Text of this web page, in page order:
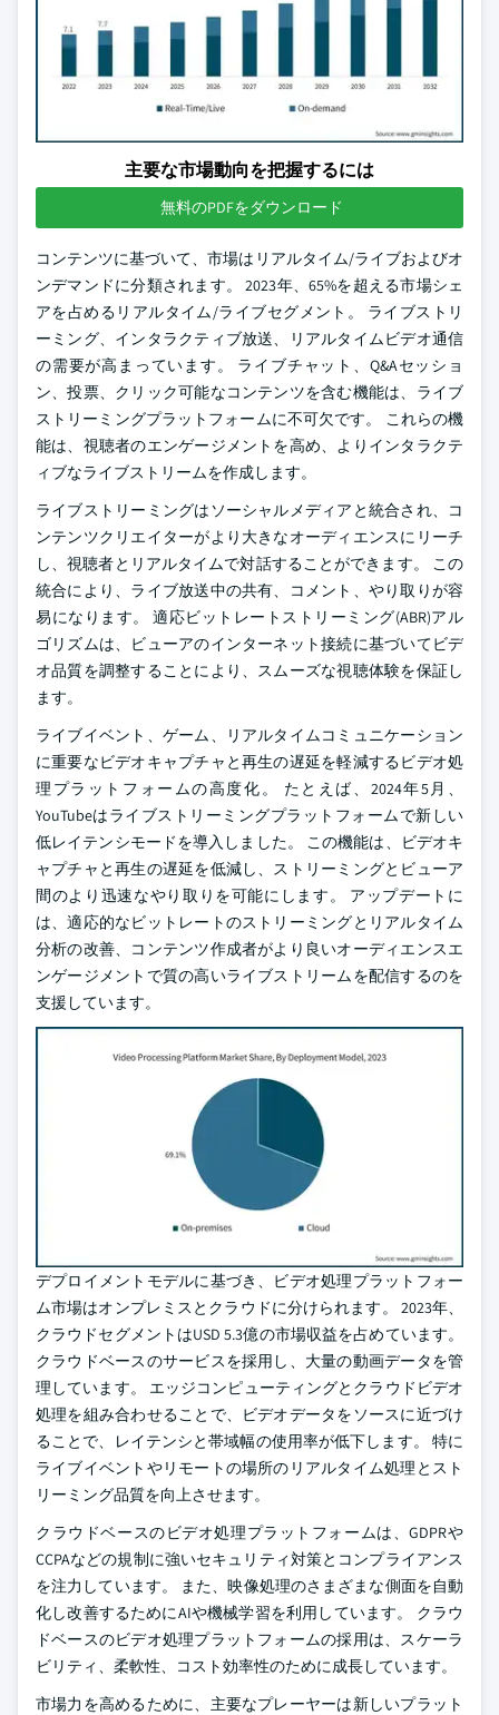
主要な市場動向を把握するには
無料のPDFをダウンロード
コンテンツに基づいて、市場はリアルタイム/ライブおよびオ
ンデマンドに分類されます。 2023年、65%を超える市場シェ
アを占めるリアルタイム/ライブセグメント。 ライブストリ
ーミング、インタラクティブ放送、リアルタイムビデオ通信
の需要が高まっています。 ライブチャット、Q&Aセッショ
ン、投票、クリック可能なコンテンツを含む機能は、ライブ
ストリーミングプラットフォームに不可欠です。 これらの機
能は、視聴者のエンゲージメントを高め、よりインタラクテ
ィブなライブストリームを作成します。
ライブストリーミングはソーシャルメディアと統合され、コ
ンテンツクリエイターがより大きなオーディエンスにリーチ
し、視聴者とリアルタイムで対話することができます。 この
統合により、ライブ放送中の共有、コメント、やり取りが容
易になります。 適応ビットレートストリーミング(ABR)アル
ゴリズムは、ビューアのインターネット接続に基づいてビデ
オ品質を調整することにより、スムーズな視聴体験を保証し
ます。
ライブイベント、ゲーム、リアルタイムコミュニケーション
に重要なビデオキャプチャと再生の遅延を軽減するビデオ処
理プラットフォームの高度化。 たとえば、2024年5月、
YouTubeはライブストリーミングプラットフォームで新しい
低レイテンシモードを導入しました。 この機能は、ビデオキ
ャプチャと再生の遅延を低減し、ストリーミングとビューア
間のより迅速なやり取りを可能にします。 アップデートに
は、適応的なビットレートのストリーミングとリアルタイム
分析の改善、コンテンツ作成者がより良いオーディエンスエ
ンゲージメントで質の高いライブストリームを配信するのを
支援しています。
デプロイメントモデルに基づき、ビデオ処理プラットフォー
ム市場はオンプレミスとクラウドに分けられます。 2023年、
クラウドセグメントはUSD 5.3億の市場収益を占めています。
クラウドベースのサービスを採用し、大量の動画データを管
理しています。 エッジコンピューティングとクラウドビデオ
処理を組み合わせることで、ビデオデータをソースに近づけ
ることで、レイテンシと帯域幅の使用率が低下します。 特に
ライブイベントやリモートの場所のリアルタイム処理とスト
リーミング品質を向上させます。
クラウドベースのビデオ処理プラットフォームは、GDPRや
CCPAなどの規制に強いセキュリティ対策とコンプライアンス
を注力しています。 また、映像処理のさまざまな側面を自動
化し改善するためにAIや機械学習を利用しています。 クラウ
ドベースのビデオ処理プラットフォームの採用は、スケーラ
ビリティ、柔軟性、コスト効率性のために成長しています。
市場力を高めるために、主要なプレーヤーは新しいプラット